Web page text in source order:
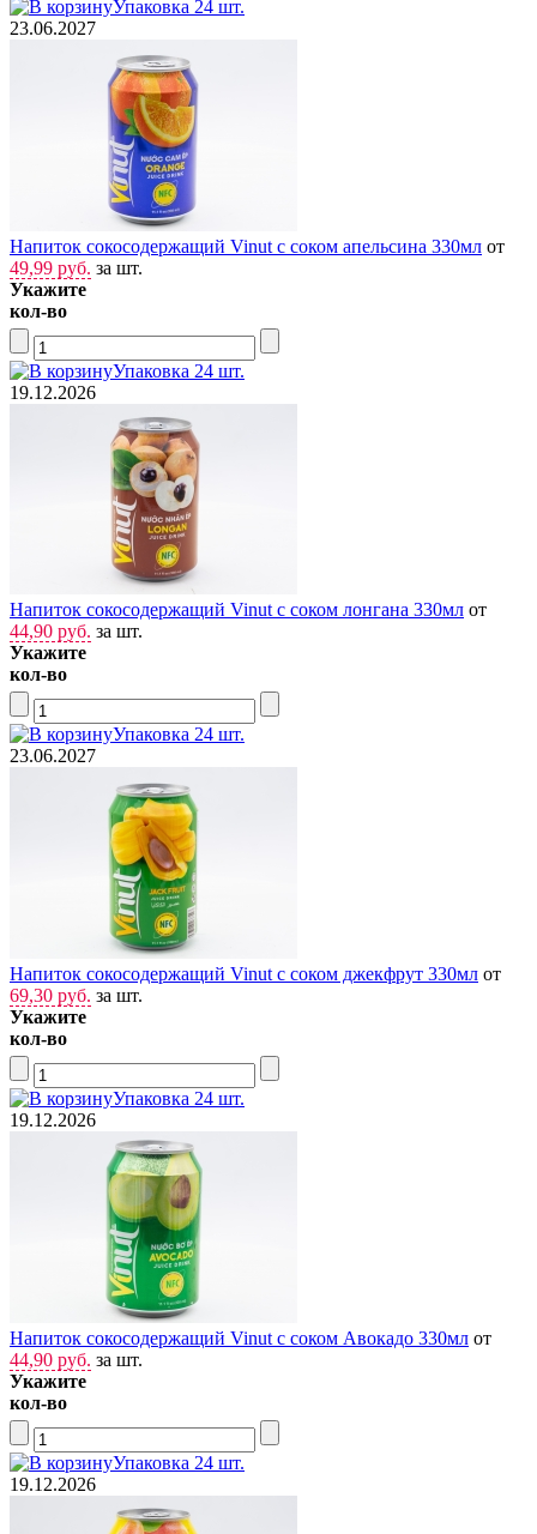
Упаковка 24 шт.
23.06.2027
Напиток сокосодержащий Vinut с соком апельсина 330мл от
49,99 руб. за шт.
Укажите
кол-во
Упаковка 24 шт.
19.12.2026
Напиток сокосодержащий Vinut с соком лонгана 330мл от
44,90 руб. за шт.
Укажите
кол-во
Упаковка 24 шт.
23.06.2027
Напиток сокосодержащий Vinut с соком джекфрут 330мл от
69,30 руб. за шт.
Укажите
кол-во
Упаковка 24 шт.
19.12.2026
Напиток сокосодержащий Vinut с соком Авокадо 330мл от
44,90 руб. за шт.
Укажите
кол-во
Упаковка 24 шт.
19.12.2026